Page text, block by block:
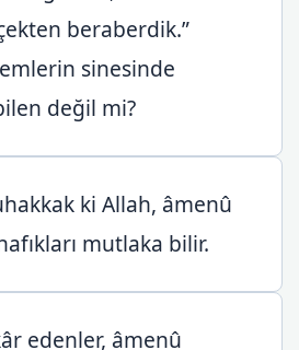
beraberdik.”
sinesinde
değil mi?
ki Allah, âmenû
mutlaka bilir.
edenler, âmenû